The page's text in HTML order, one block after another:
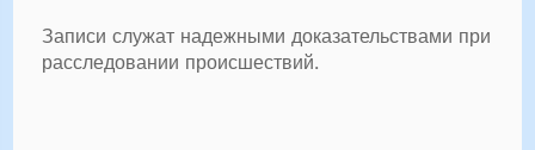
Записи служат надежными доказательствами при
расследовании происшествий.